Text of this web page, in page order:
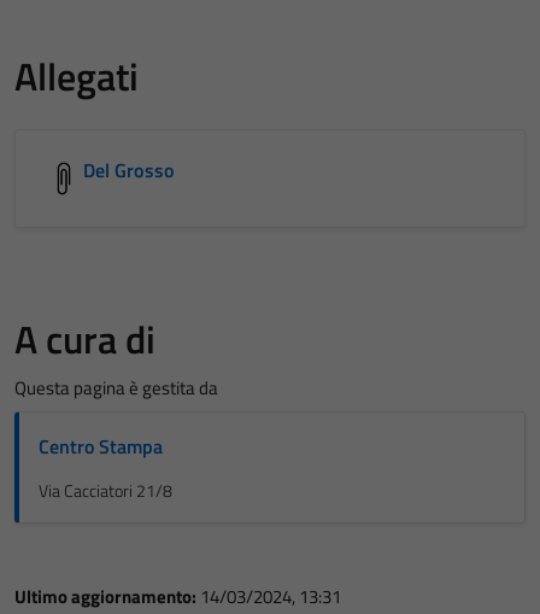
Allegati
Del Grosso
A cura di
Questa pagina è gestita da
Centro Stampa
Via Cacciatori 21/8
Ultimo aggiornamento: 14/03/2024, 13:31